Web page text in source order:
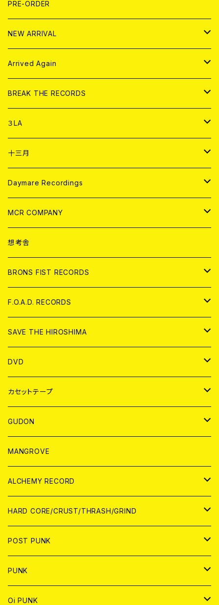
T-shirt
HOOD
BOLLOCKS
EL ZINE
写真集 (PHOTOBOOK)
CD
アナログ
アパレル
書籍
DIGITAL CONTENTS
PRE-ORDER
NEW ARRIVAL
CD
アナログ
Arrived Again
CD
アナログ
BREAK THE RECORDS
CD
ANALOG
アパレル
３LA
CD
ANALOG
十三月
CD
ANALOG
Daymare Recordings
CD
ANALOG
MCR COMPANY
CD
アパレル
ANALOG
想考舎
BRONS FIST RECORDS
CD
ANALOG
F.O.A.D. RECORDS
CD
ANALOG
SAVE THE HIROSHIMA
アパレル
BADGE
DVD
JAPAN
WORLD
カセットテープ
JAPAN
WORLD
GUDON
アパレル
PATCH
アナログ
DIGITAL CONTENTS
MANGROVE
ALCHEMY RECORD
CD
ANALOG
HARD CORE/CRUST/THRASH/GRIND
JAPAN
CD
ANALOG
WORLD
CD
POST PUNK
CD
JAPAN
ANALOG
PUNK
JAPAN
Oi PUNK